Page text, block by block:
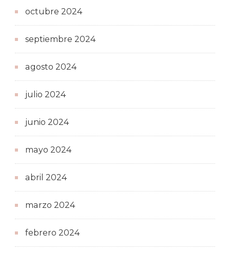
octubre 2024
septiembre 2024
agosto 2024
julio 2024
junio 2024
mayo 2024
abril 2024
marzo 2024
febrero 2024